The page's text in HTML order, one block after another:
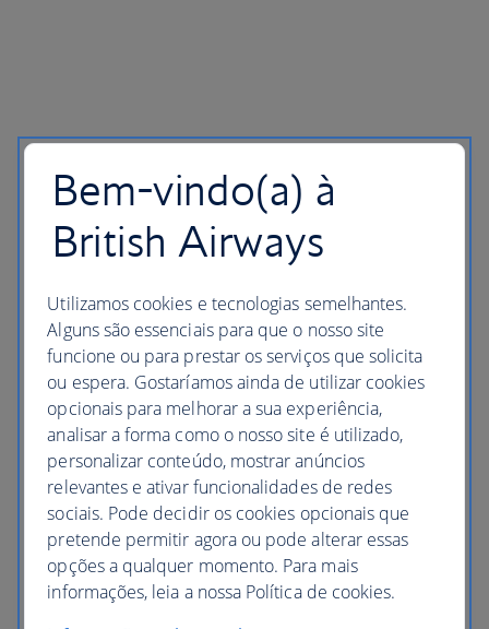
Bem-vindo(a) à
British Airways
Utilizamos cookies e tecnologias semelhantes.
Alguns são essenciais para que o nosso site
funcione ou para prestar os serviços que solicita
ou espera. Gostaríamos ainda de utilizar cookies
opcionais para melhorar a sua experiência,
analisar a forma como o nosso site é utilizado,
personalizar conteúdo, mostrar anúncios
relevantes e ativar funcionalidades de redes
sociais. Pode decidir os cookies opcionais que
pretende permitir agora ou pode alterar essas
opções a qualquer momento. Para mais
informações, leia a nossa Política de cookies.